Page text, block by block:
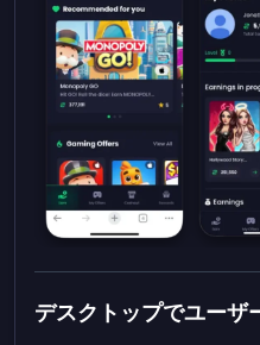
デスクトップでユーザ